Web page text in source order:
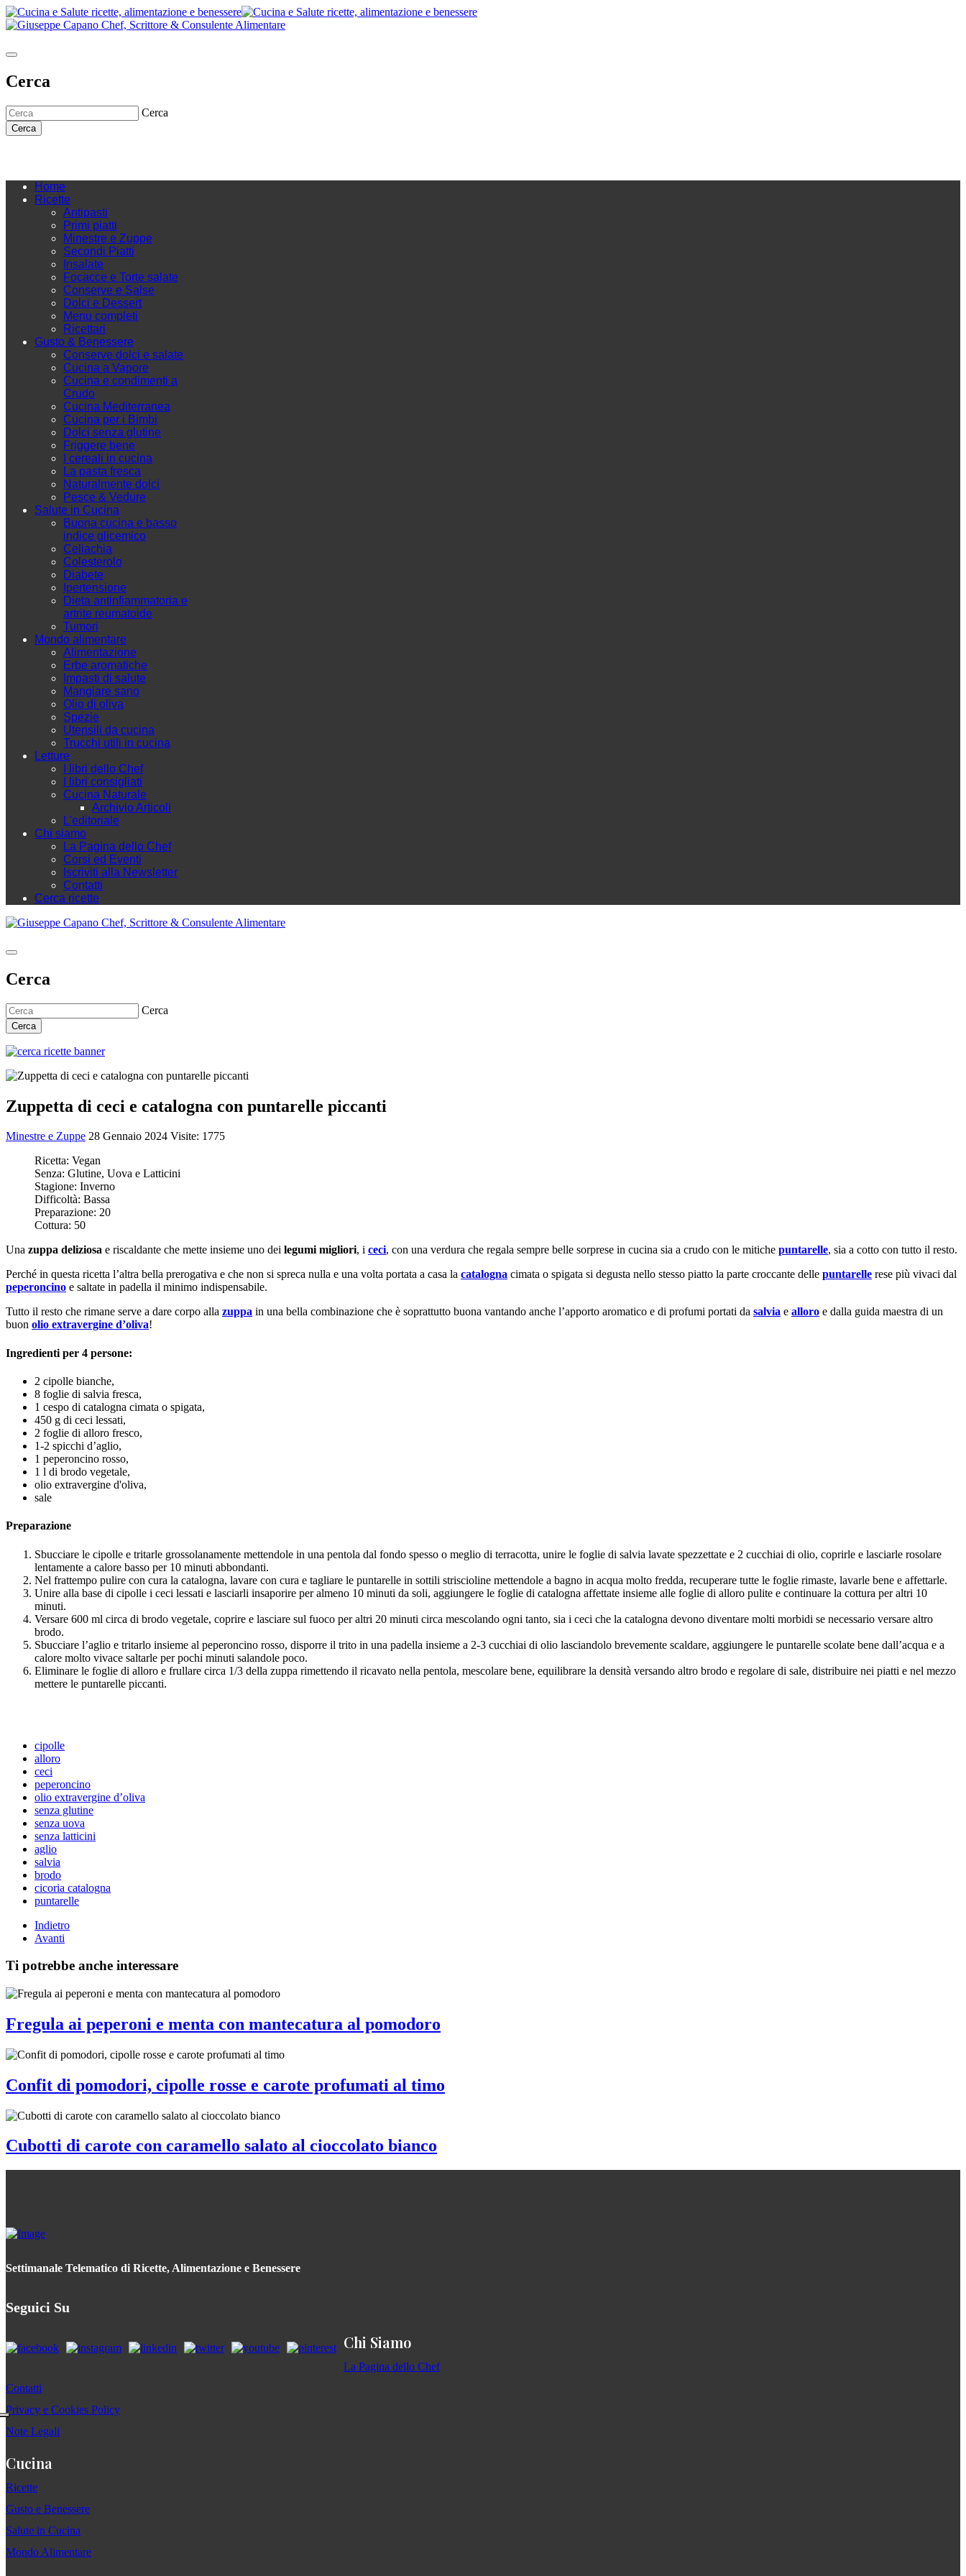
Cerca
Cerca
Cerca
Home
Ricette
Antipasti
Primi piatti
Minestre e Zuppe
Secondi Piatti
Insalate
Focacce e Torte salate
Conserve e Salse
Dolci e Dessert
Menu completi
Ricettari
Gusto & Benessere
Conserve dolci e salate
Cucina a Vapore
Cucina e condimenti a
Crudo
Cucina Mediterranea
Cucina per i Bimbi
Dolci senza glutine
Friggere bene
I cereali in cucina
La pasta fresca
Naturalmente dolci
Pesce & Vedure
Salute in Cucina
Buona cucina e basso
indice glicemico
Celiachia
Colesterolo
Diabete
Ipertensione
Dieta antinfiammatoria e
artrite reumatoide
Tumori
Mondo alimentare
Alimentazione
Erbe aromatiche
Impasti di salute
Mangiare sano
Olio di oliva
Spezie
Utensili da cucina
Trucchi utili in cucina
Letture
I libri dello Chef
I libri consigliati
Cucina Naturale
Archivio Articoli
L'editoriale
Chi siamo
La Pagina dello Chef
Corsi ed Eventi
Iscriviti alla Newsletter
Contatti
Cerca ricette
Cerca
Cerca
Cerca
Zuppetta di ceci e catalogna con puntarelle piccanti
Minestre e Zuppe 28 Gennaio 2024 Visite: 1775
Ricetta: Vegan
Senza: Glutine, Uova e Latticini
Stagione: Inverno
Difficoltà: Bassa
Preparazione: 20
Cottura: 50
Una zuppa deliziosa e riscaldante che mette insieme uno dei legumi migliori, i ceci, con una verdura che regala sempre belle sorprese in cucina sia a crudo con le mitiche puntarelle, sia a cotto con tutto il resto.
Perché in questa ricetta l’altra bella prerogativa e che non si spreca nulla e una volta portata a casa la catalogna cimata o spigata si degusta nello stesso piatto la parte croccante delle puntarelle rese più vivaci dal
peperoncino e saltate in padella il minimo indispensabile.
Tutto il resto che rimane serve a dare corpo alla zuppa in una bella combinazione che è soprattutto buona vantando anche l’apporto aromatico e di profumi portati da salvia e alloro e dalla guida maestra di un
buon olio extravergine d’oliva!
Ingredienti per 4 persone:
2 cipolle bianche,
8 foglie di salvia fresca,
1 cespo di catalogna cimata o spigata,
450 g di ceci lessati,
2 foglie di alloro fresco,
1-2 spicchi d’aglio,
1 peperoncino rosso,
1 l di brodo vegetale,
olio extravergine d'oliva,
sale
Preparazione
Sbucciare le cipolle e tritarle grossolanamente mettendole in una pentola dal fondo spesso o meglio di terracotta, unire le foglie di salvia lavate spezzettate e 2 cucchiai di olio, coprirle e lasciarle rosolare
lentamente a calore basso per 10 minuti abbondanti.
Nel frattempo pulire con cura la catalogna, lavare con cura e tagliare le puntarelle in sottili striscioline mettendole a bagno in acqua molto fredda, recuperare tutte le foglie rimaste, lavarle bene e affettarle.
Unire alla base di cipolle i ceci lessati e lasciarli insaporire per almeno 10 minuti da soli, aggiungere le foglie di catalogna affettate insieme alle foglie di alloro pulite e continuare la cottura per altri 10
minuti.
Versare 600 ml circa di brodo vegetale, coprire e lasciare sul fuoco per altri 20 minuti circa mescolando ogni tanto, sia i ceci che la catalogna devono diventare molti morbidi se necessario versare altro
brodo.
Sbucciare l’aglio e tritarlo insieme al peperoncino rosso, disporre il trito in una padella insieme a 2-3 cucchiai di olio lasciandolo brevemente scaldare, aggiungere le puntarelle scolate bene dall’acqua e a
calore molto vivace saltarle per pochi minuti salandole poco.
Eliminare le foglie di alloro e frullare circa 1/3 della zuppa rimettendo il ricavato nella pentola, mescolare bene, equilibrare la densità versando altro brodo e regolare di sale, distribuire nei piatti e nel mezzo
mettere le puntarelle piccanti.
cipolle
alloro
ceci
peperoncino
olio extravergine d’oliva
senza glutine
senza uova
senza latticini
aglio
salvia
brodo
cicoria catalogna
puntarelle
Indietro
Avanti
Ti potrebbe anche interessare
Fregula ai peperoni e menta con mantecatura al pomodoro
Confit di pomodori, cipolle rosse e carote profumati al timo
Cubotti di carote con caramello salato al cioccolato bianco
Settimanale Telematico di Ricette, Alimentazione e Benessere
Seguici Su
Chi Siamo
La Pagina dello Chef
Contatti
Privacy e Cookies Policy
Note Legali
Cucina
Ricette
Gusto e Benessere
Salute in Cucina
Mondo Alimentare